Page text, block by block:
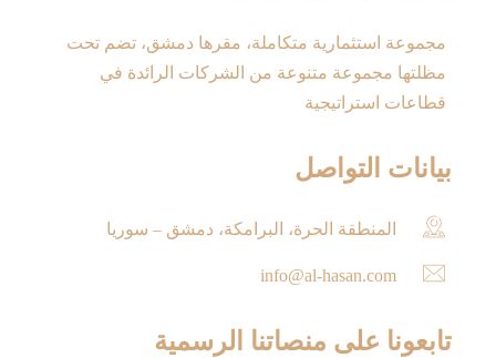
مجموعة استثمارية متكاملة، مقرها دمشق، تضم تحت
مظلتها مجموعة متنوعة من الشركات الرائدة في
قطاعات استراتيجية
بيانات التواصل
المنطقة الحرة، البرامكة، دمشق – سوريا
info@al-hasan.com
تابعونا على منصاتنا الرسمية